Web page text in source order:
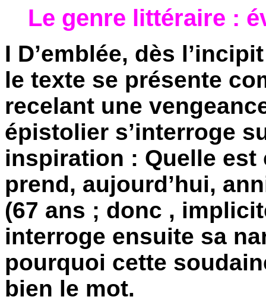
Le genre littéraire :
I D’emblée, dès
le texte se présente
recelant une
épistolier s’interroge
inspiration : Quelle est
prend, aujourd’hui,
(67 ans ; donc ,
interroge ensuite sa
pourquoi cette
bien le mot.